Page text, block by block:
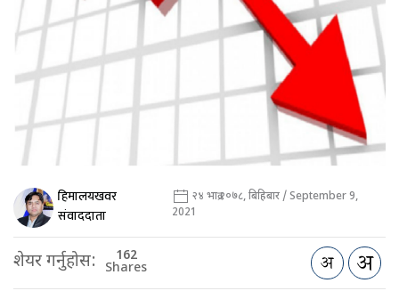
हिमालयखवर
संवाददाता
२४ भाद्र २०७८, बिहिबार / September 9,
2021
शेयर गर्नुहोस: 162
Shares